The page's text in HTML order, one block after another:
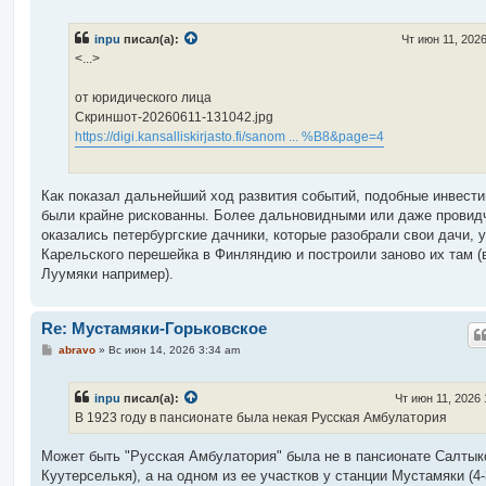
inpu писал(а): Чт июн 11,
<...>
от юридического лица
Скриншот-20260611-131042.jpg
https://digi.kansalliskirjasto.fi/sanom ... %B8&page=4
Как показал дальнейший ход развития событий, подобные
были крайне рискованны. Более дальновидными или даже
оказались петербургские дачники, которые разобрали свои дачи,
Карельского перешейка в Финляндию и построили заново их там
Луумяки например).
Re: Мустамяки-Горьковское
С
е
abravo» Вс июн 14, 2026 3:34 am
inpu писал(а): Чт июн 11, 2026
В 1923 году в пансионате была некая Русская Амбулатория
Может быть "Русская Амбулатория" была не в пансионате
Куутерселькя), а на одном из ее участков у станции Мустамяки